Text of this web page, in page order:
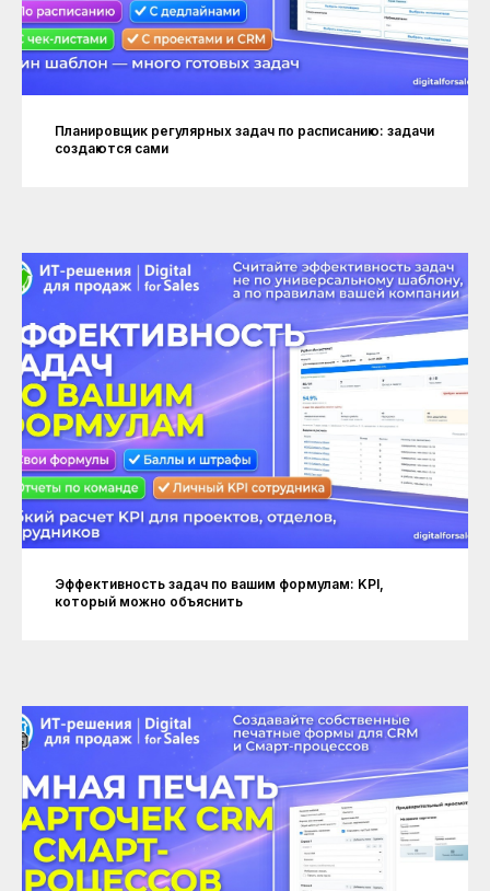
Планировщик регулярных задач по расписанию: задачи
создаются сами
Эффективность задач по вашим формулам: KPI,
который можно объяснить